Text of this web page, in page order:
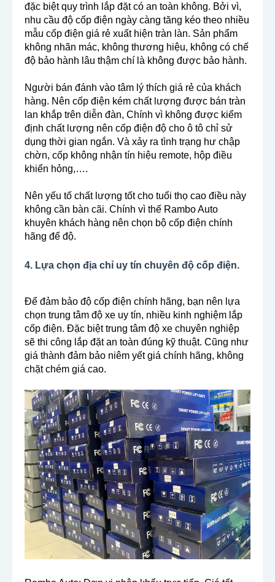
đặc biệt quy trình lắp đặt có an toàn không. Bởi vì,
nhu cầu độ cốp điện ngày càng tăng kéo theo nhiều
mẫu cốp điện giá rẻ xuất hiện tràn làn. Sản phẩm
không nhãn mác, không thương hiệu, không có chế
độ bảo hành lâu thậm chí là không được bảo hành.
Người bán đánh vào tâm lý thích giá rẻ của khách
hàng. Nên cốp điện kém chất lượng được bán tràn
lan khắp trên diễn đàn, Chính vì không được kiểm
định chất lượng nên cốp điện độ cho ô tô chỉ sử
dụng thời gian ngắn. Và xảy ra tình trạng hư chập
chờn, cốp không nhận tín hiệu remote, hộp điều
khiển hỏng,….
Nên yếu tố chất lượng tốt cho tuổi thọ cao điều này
không cần bàn cãi. Chính vì thế Rambo Auto
khuyên khách hàng nên chọn bộ cốp điện chính
hãng để độ.
4. Lựa chọn địa chỉ uy tín chuyên độ cốp điện.
Để đảm bảo độ cốp điện chính hãng, bạn nên lựa
chọn trung tâm độ xe uy tín, nhiều kinh nghiệm lắp
cốp điện. Đặc biệt trung tâm độ xe chuyên nghiệp
sẽ thi công lắp đặt an toàn đúng kỹ thuật. Cũng như
giá thành đảm bảo niêm yết giá chính hãng, không
chặt chém giá cao.